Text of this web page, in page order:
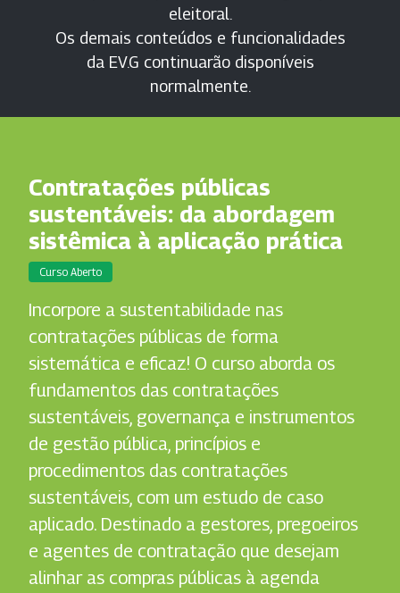
eleitoral.
Os demais conteúdos e funcionalidades
da EV.G continuarão disponíveis
normalmente.
Contratações públicas
sustentáveis: da abordagem
sistêmica à aplicação prática
Curso Aberto
Incorpore a sustentabilidade nas
contratações públicas de forma
sistemática e eficaz! O curso aborda os
fundamentos das contratações
sustentáveis, governança e instrumentos
de gestão pública, princípios e
procedimentos das contratações
sustentáveis, com um estudo de caso
aplicado. Destinado a gestores, pregoeiros
e agentes de contratação que desejam
alinhar as compras públicas à agenda